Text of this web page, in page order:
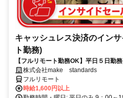
キャッシュレス決済のイン
ト勤務)
【フルリモート勤務OK】平日５日勤
スキルアップ
株式会社make standards
フルリモート
時給1,600円以上